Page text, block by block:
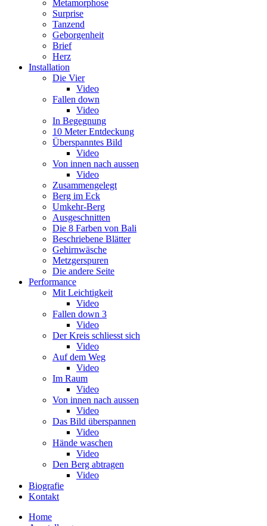
Metamorphose
Surprise
Tanzend
Geborgenheit
Brief
Herz
Installation
Die Vier
Video
Fallen down
Video
In Begegnung
10 Meter Entdeckung
Überspanntes Bild
Video
Von innen nach aussen
Video
Zusammengelegt
Berg im Eck
Umkehr-Berg
Ausgeschnitten
Die 8 Farben von Bali
Beschriebene Blätter
Gehirnwäsche
Metzgerspuren
Die andere Seite
Performance
Mit Leichtigkeit
Video
Fallen down 3
Video
Der Kreis schliesst sich
Video
Auf dem Weg
Video
Im Raum
Video
Von innen nach aussen
Video
Das Bild überspannen
Video
Hände waschen
Video
Den Berg abtragen
Video
Biografie
Kontakt
Home